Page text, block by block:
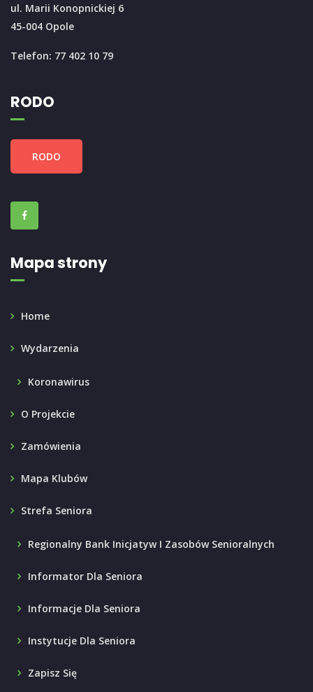
ul. Marii Konopnickiej 6
45-004 Opole
Telefon: 77 402 10 79
RODO
RODO
Mapa strony
Home
Wydarzenia
Koronawirus
O Projekcie
Zamówienia
Mapa Klubów
Strefa Seniora
Regionalny Bank Inicjatyw I Zasobów Senioralnych
Informator Dla Seniora
Informacje Dla Seniora
Instytucje Dla Seniora
Zapisz Się